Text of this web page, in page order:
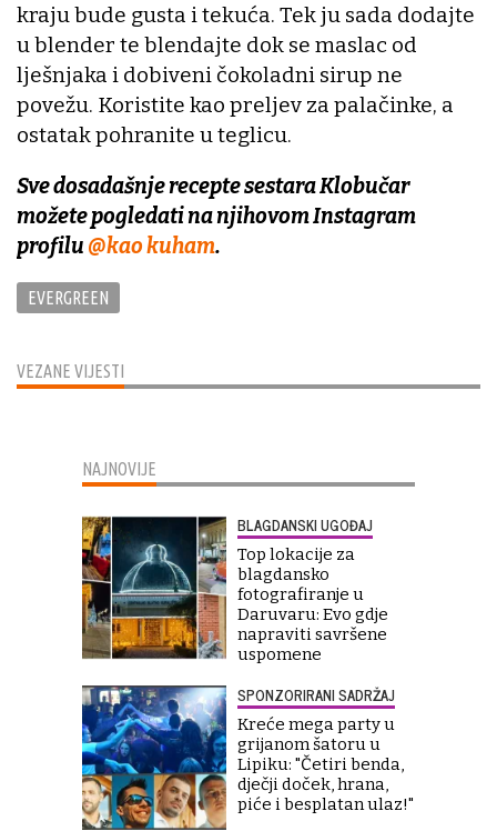
VEZANE VIJESTI
kraju bude gusta i tekuća. Tek ju sada dodajte
u blender te blendajte dok se maslac od
lješnjaka i dobiveni čokoladni sirup ne
povežu. Koristite kao preljev za palačinke, a
ostatak pohranite u teglicu.
Sve dosadašnje recepte sestara Klobučar
možete pogledati na njihovom Instagram
profilu @kao kuham.
EVERGREEN
NAJNOVIJE
BLAGDANSKI UGOĐAJ
Top lokacije za
blagdansko
fotografiranje u
Daruvaru: Evo gdje
napraviti savršene
uspomene
SPONZORIRANI SADRŽAJ
Kreće mega party u
grijanom šatoru u
Lipiku: "Četiri benda,
dječji doček, hrana,
piće i besplatan ulaz!"